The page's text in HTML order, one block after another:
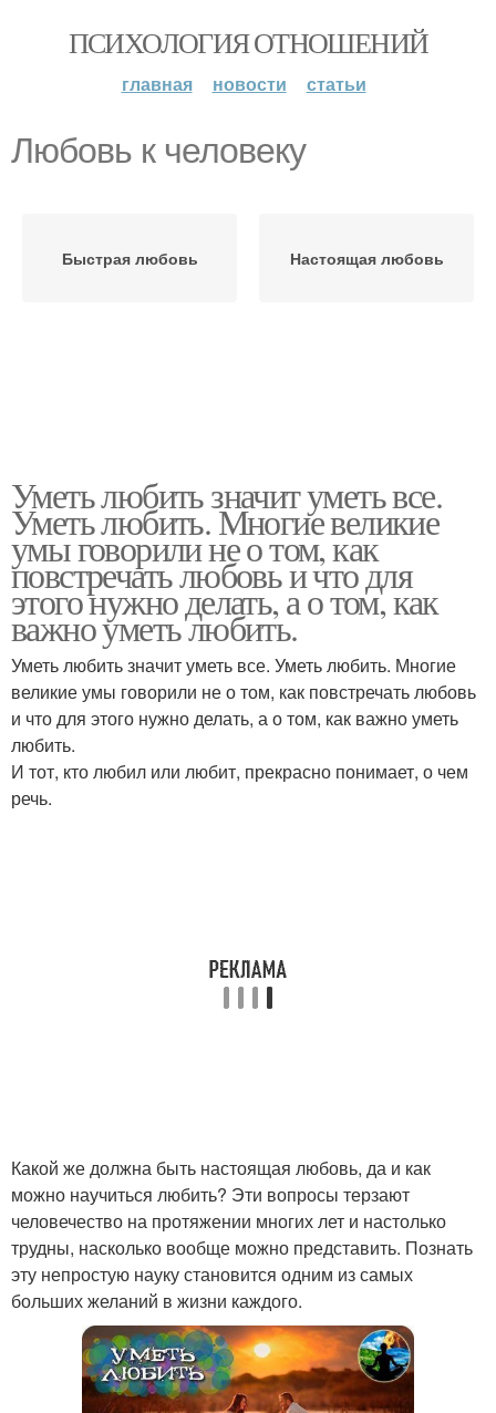
ПСИХОЛОГИЯ ОТНОШЕНИЙ
главная новости статьи
Любовь к человеку
Быстрая любовь Настоящая любовь
Уметь любить значит уметь все.
Уметь любить. Многие великие
умы говорили не о том, как
повстречать любовь и что для
этого нужно делать, а о том, как
важно уметь любить.
Уметь любить значит уметь все. Уметь любить. Многие
великие умы говорили не о том, как повстречать любовь
и что для этого нужно делать, а о том, как важно уметь
любить.
И тот, кто любил или любит, прекрасно понимает, о чем
речь.
Какой же должна быть настоящая любовь, да и как
можно научиться любить? Эти вопросы терзают
человечество на протяжении многих лет и настолько
трудны, насколько вообще можно представить. Познать
эту непростую науку становится одним из самых
больших желаний в жизни каждого.